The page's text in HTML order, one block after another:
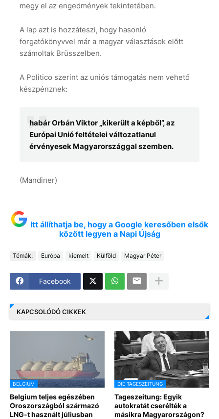
megy el az engedmények tekintetében.
A lap azt is hozzáteszi, hogy hasonló
forgatókönyvvel már a magyar választások előtt
számoltak Brüsszelben.
A Politico szerint az uniós támogatás nem vehető
készpénznek:
habár Orbán Viktor „kikerült a képből”, az
Európai Unió feltételei változatlanul
érvényesek Magyarországgal szemben.
(Mandiner)
Itt állíthatja be, hogy a Google keresőben elsők
között legyen a Napi Újság
Témák: Európa kiemelt Külföld Magyar Péter
Facebook
KAPCSOLÓDÓ CIKKEK
BELGIUM
Belgium teljes egészében
Oroszországból származó
LNG-t használt júliusban
DIE TAGESZEITUNG
Tageszeitung: Egyik
autokratát cserélték a
másikra Magyarországon?